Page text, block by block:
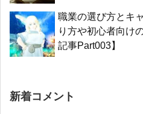
職業の選び方とキ
り方や初心者向け
記事Part003】
新着コメント